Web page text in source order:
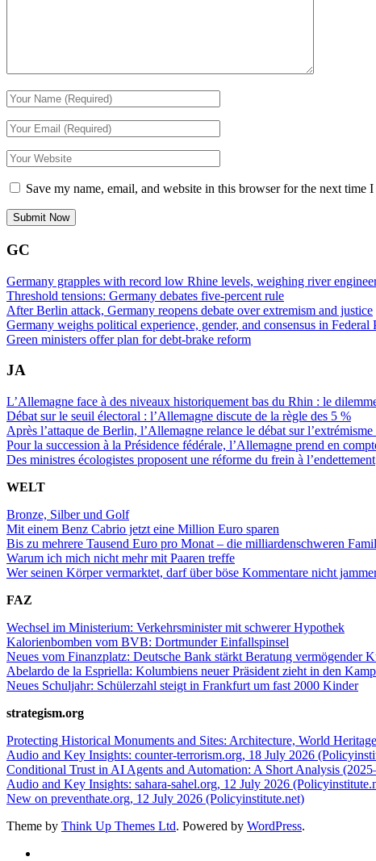
Save my name, email, and website in this browser for the next time I
GC
Germany grapples with record low Rhine levels, weighing river
Threshold tensions: Germany debates five-percent rule
After Berlin attack, Germany reopens debate over extremism and justice
Germany weighs political experience, gender, and consensus in Federal
Green ministers offer plan for debt-brake reform
JA
L’Allemagne face à des niveaux historiquement bas du Rhin : le
Débat sur le seuil électoral : l’Allemagne discute de la règle des 5 %
Après l’attaque de Berlin, l’Allemagne relance le débat sur
Pour la succession à la Présidence fédérale, l’Allemagne prend en
Des ministres écologistes proposent une réforme du frein à l’endettement
WELT
Bronze, Silber und Golf
Mit einem Benz Cabrio jetzt eine Million Euro sparen
Bis zu mehrere Tausend Euro pro Monat – die milliardenschweren
Warum ich mich nicht mehr mit Paaren treffe
Wer seinen Körper vermarktet, darf über böse Kommentare nicht
FAZ
Wechsel im Ministerium: Verkehrsminister mit schwerer Hypothek
Kalorienbomben vom BVB: Dortmunder Einfallspinsel
Neues vom Finanzplatz: Deutsche Bank stärkt Beratung vermögender
Abelardo de la Espriella: Kolumbiens neuer Präsident zieht in den
Neues Schuljahr: Schülerzahl steigt in Frankfurt um fast 2000 Kinder
strategism.org
Protecting Historical Monuments and Sites: Architecture, World
Audio and Key Insights: counter-terrorism.org, 18 July 2026
Conditional Trust in AI Agents and Automation: A Short Analysis
Audio and Key Insights: sahara-sahel.org, 12 July 2026
New on preventhate.org, 12 July 2026 (Policyinstitute.net)
Theme by Think Up Themes Ltd. Powered by WordPress.